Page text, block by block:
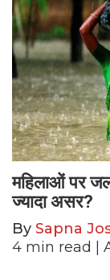
महिलाओं पर
ज्यादा असर?
By Sapna
4 min read |